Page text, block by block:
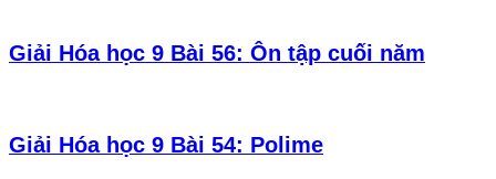
Giải Hóa học 9 Bài 56: Ôn tập cuối năm
Giải Hóa học 9 Bài 54: Polime